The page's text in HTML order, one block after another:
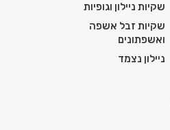
שקיות ניילון וגופיות
שקיות זבל אשפה
ואשפתונים
ניילון נצמד